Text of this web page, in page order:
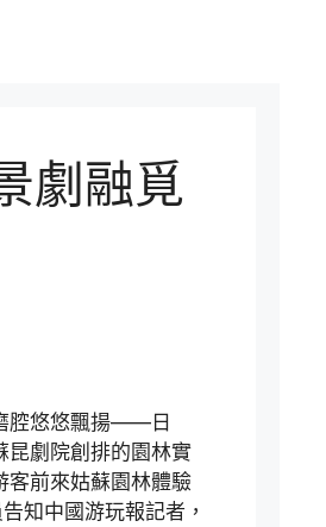
劇融覓
腔悠悠飄揚——日
昆劇院創排的園林實
客前來姑蘇園林體驗
知中國游玩報記者，